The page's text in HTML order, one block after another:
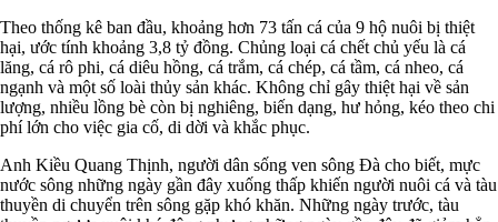
Theo thống kê ban đầu, khoảng hơn 73 tấn cá của 9 hộ nuôi bị thiệt
hại, ước tính khoảng 3,8 tỷ đồng. Chủng loại cá chết chủ yếu là cá
lăng, cá rô phi, cá diêu hồng, cá trắm, cá chép, cá tầm, cá nheo, cá
ngạnh và một số loài thủy sản khác. Không chỉ gây thiệt hại về sản
lượng, nhiều lồng bè còn bị nghiêng, biến dạng, hư hỏng, kéo theo chi
phí lớn cho việc gia cố, di dời và khắc phục.
Anh Kiều Quang Thịnh, người dân sống ven sông Đà cho biết, mực
nước sông những ngày gần đây xuống thấp khiến người nuôi cá và tàu
thuyền di chuyển trên sông gặp khó khăn. Những ngày trước, tàu